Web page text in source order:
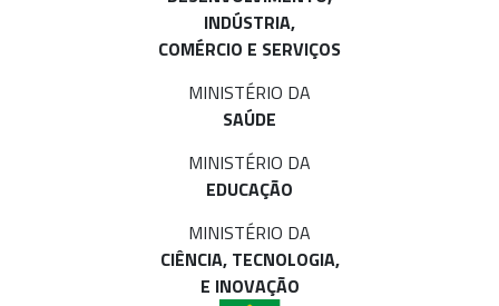
INDÚSTRIA,
COMÉRCIO E SERVIÇOS
MINISTÉRIO DA
SAÚDE
MINISTÉRIO DA
EDUCAÇÃO
MINISTÉRIO DA
CIÊNCIA, TECNOLOGIA,
E INOVAÇÃO